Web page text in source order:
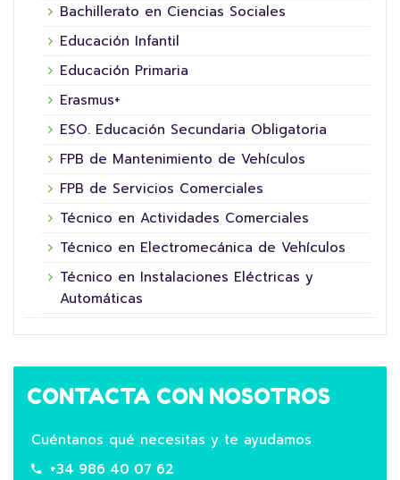
Bachillerato en Ciencias Sociales
Educación Infantil
Educación Primaria
Erasmus+
ESO. Educación Secundaria Obligatoria
FPB de Mantenimiento de Vehículos
FPB de Servicios Comerciales
Técnico en Actividades Comerciales
Técnico en Electromecánica de Vehículos
Técnico en Instalaciones Eléctricas y
Automáticas
CONTACTA CON NOSOTROS
Cuéntanos qué necesitas y te ayudamos
+34 986 40 07 62